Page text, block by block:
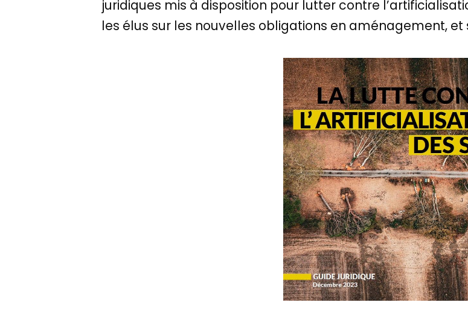
juridiques mis à disposition pour lutter contre
les élus sur les nouvelles obligations en aménagement, et